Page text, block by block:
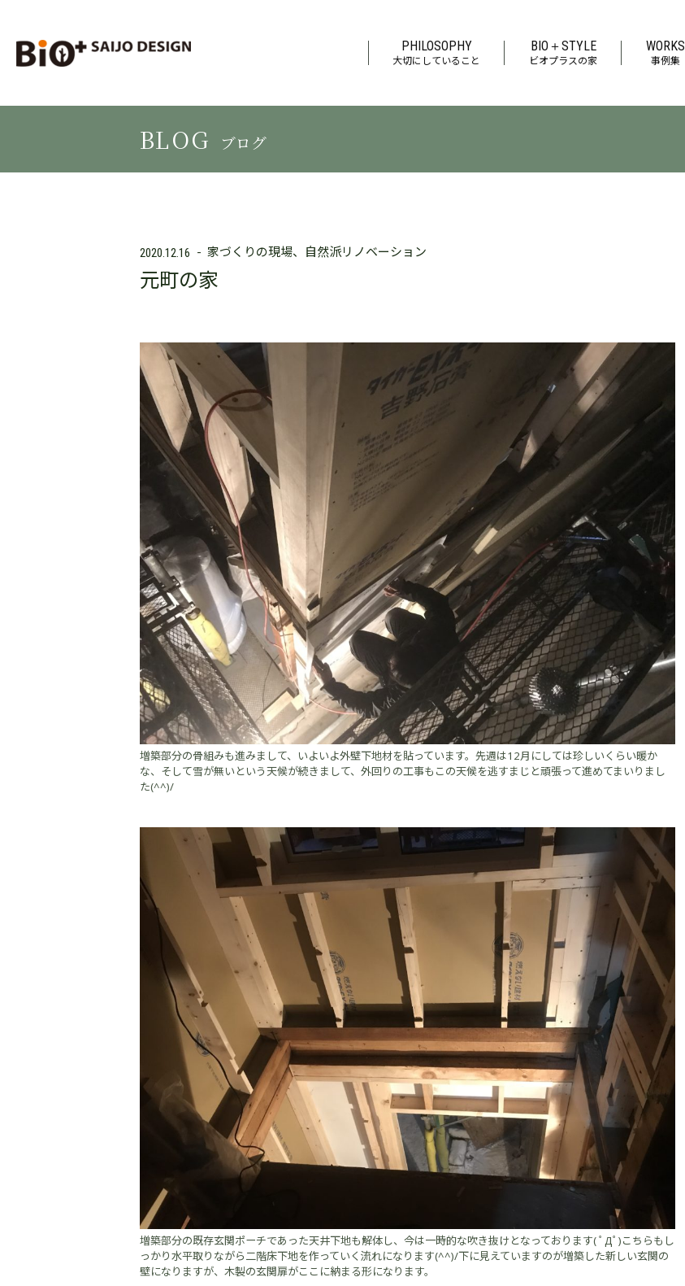
PHILOSOPHY
大切にしていること
BIO＋STYLE
ビオプラスの家
WORKS
事例集
BLOG ブログ
2020.12.16 家づくりの現場 自然派リノベーション
元町の家
増築部分の骨組みも進みまして、いよいよ外壁下地材を貼っています。先週は12月にしては珍しいくらい暖か
な、そして雪が無いという天候が続きまして、外回りの工事もこの天候を逃すまじと頑張って進めてまいりまし
た(^^)/
増築部分の既存玄関ポーチであった天井下地も解体し、今は一時的な吹き抜けとなっております( ﾟДﾟ)こちらもし
っかり水平取りながら二階床下地を作っていく流れになります(^^)/下に見えていますのが増築した新しい玄関の
壁になりますが、木製の玄関扉がここに納まる形になります。